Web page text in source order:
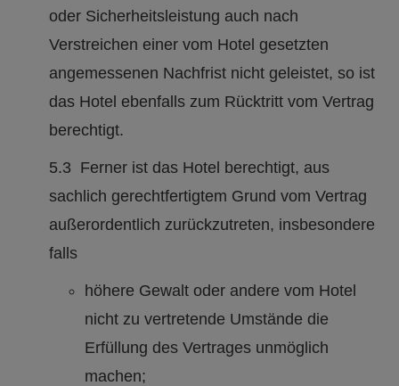
oder Sicherheitsleistung auch nach
Verstreichen einer vom Hotel gesetzten
angemessenen Nachfrist nicht geleistet, so ist
das Hotel ebenfalls zum Rücktritt vom Vertrag
berechtigt.
5.3 Ferner ist das Hotel berechtigt, aus
sachlich gerechtfertigtem Grund vom Vertrag
außerordentlich zurückzutreten, insbesondere
falls
höhere Gewalt oder andere vom Hotel
nicht zu vertretende Umstände die
Erfüllung des Vertrages unmöglich
machen;